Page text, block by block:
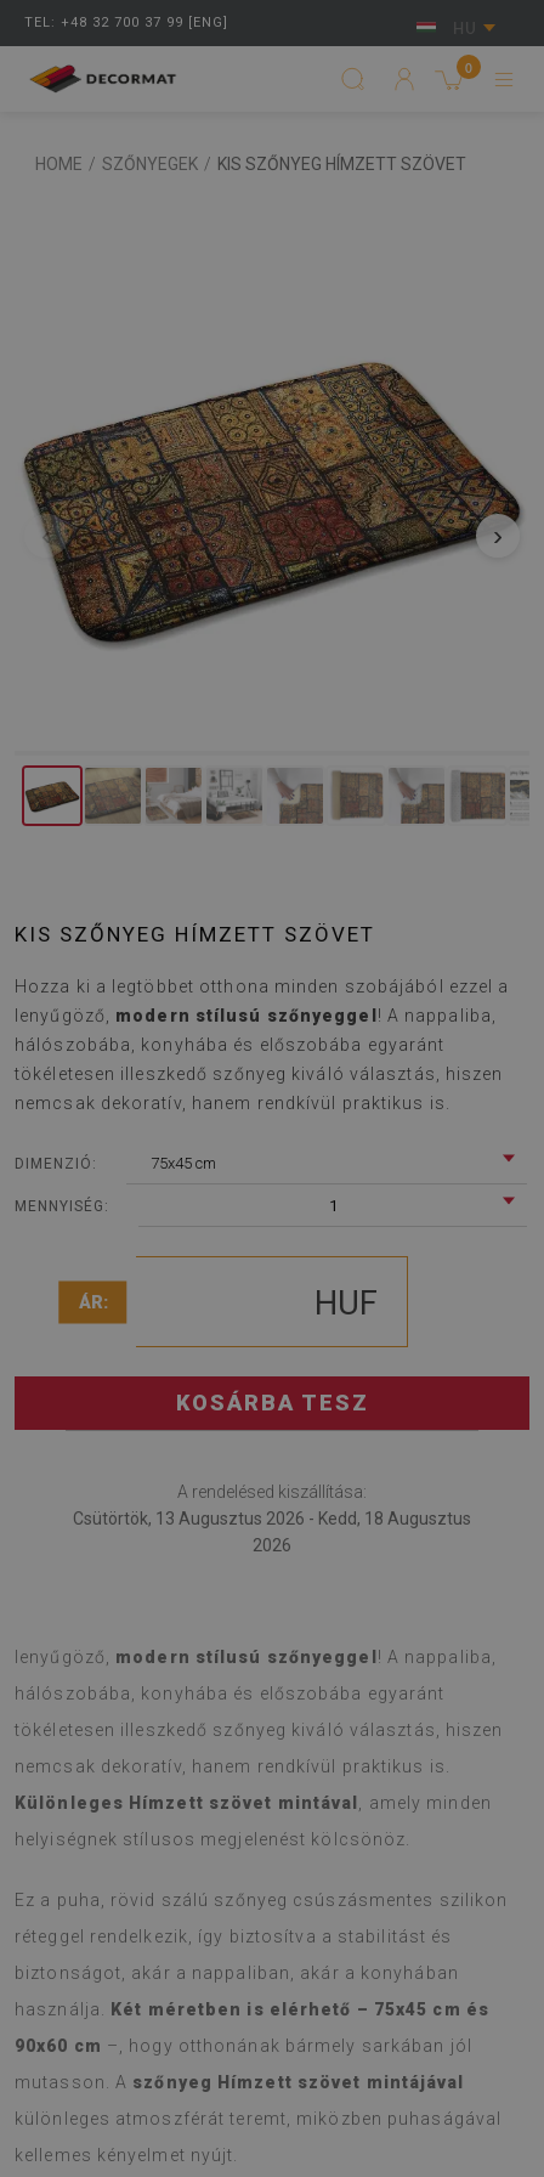
TEL: +48 32 700 37 99 [ENG] HU
0
HOME / SZŐNYEGEK / KIS SZŐNYEG HÍMZETT SZÖVET
‹ ›
KIS SZŐNYEG HÍMZETT SZÖVET
Hozza ki a legtöbbet otthona minden szobájából ezzel a
lenyűgöző, modern stílusú szőnyeggel ! A nappaliba,
hálószobába, konyhába és előszobába egyaránt
tökéletesen illeszkedő szőnyeg kiváló választás, hiszen
nemcsak dekoratív, hanem rendkívül praktikus is.
DIMENZIÓ: 75x45 cm
MENNYISÉG: 1
ÁR: HUF
KOSÁRBA TESZ
A rendelésed kiszállítása:
Csütörtök, 13 Augusztus 2026 - Kedd, 18 Augusztus
2026
lenyűgöző, modern stílusú szőnyeggel ! A nappaliba,
hálószobába, konyhába és előszobába egyaránt
tökéletesen illeszkedő szőnyeg kiváló választás, hiszen
nemcsak dekoratív, hanem rendkívül praktikus is.
Különleges Hímzett szövet mintával
, amely minden
helyiségnek stílusos megjelenést kölcsönöz.
Ez a puha, rövid szálú szőnyeg csúszásmentes szilikon
réteggel rendelkezik, így biztosítva a stabilitást és
biztonságot, akár a nappaliban, akár a konyhában
használja.
Két méretben is elérhető – 75x45 cm és
90x60 cm –, hogy otthonának bármely sarkában jól
mutasson. A szőnyeg Hímzett szövet mintájával
különleges atmoszférát teremt, miközben puhaságával
kellemes kényelmet nyújt.